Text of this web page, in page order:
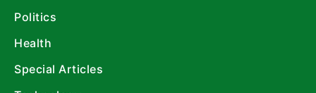
Politics
Health
Special Articles